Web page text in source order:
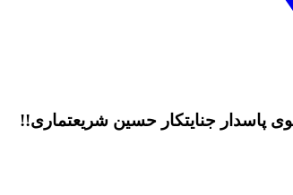
پاسدار جنایتکار حسین شریعتماری!!